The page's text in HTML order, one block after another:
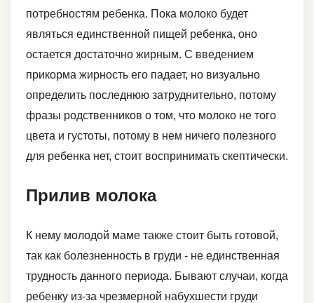
потребностям ребенка. Пока молоко будет
являться единственной пищей ребенка, оно
остается достаточно жирным. С введением
прикорма жирность его падает, но визуально
определить последнюю затруднительно, потому
фразы родственников о том, что молоко не того
цвета и густоты, потому в нем ничего полезного
для ребенка нет, стоит воспринимать скептически.
Прилив молока
К нему молодой маме также стоит быть готовой,
так как болезненность в груди - не единственная
трудность данного периода. Бывают случаи, когда
ребенку из-за чрезмерной набухшести груди